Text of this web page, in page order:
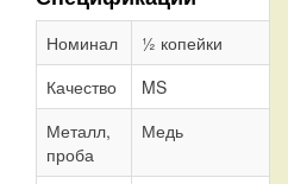
Номинал
½ копейки
Качество
MS
Металл,
проба
Медь